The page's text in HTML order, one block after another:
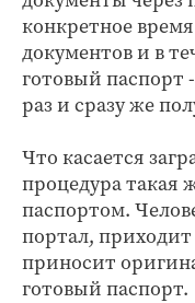
конкретное
документов и в
готовый паспорт
раз и сразу же
Что касается
процедура такая
паспортом.
портал, приходит
приносит
готовый паспорт.